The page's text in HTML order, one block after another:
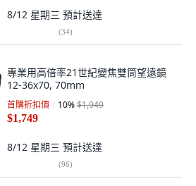
8/12 星期三 預計送達
(34)
專業用高倍率21世紀變焦雙筒望遠鏡
12-36x70, 70mm
首購折扣價 10%$1,949
$1,749
8/12 星期三 預計送達
(96)